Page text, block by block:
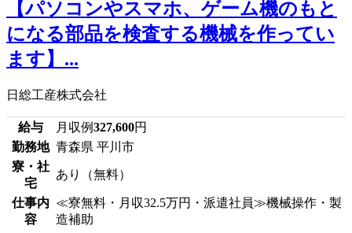
【パソコンやスマホ、ゲーム機のもと
になる部品を検査する機械を作ってい
ます】...
日総工産株式会社
給与 月収例327,600円
勤務地 青森県 平川市
寮・社
宅
あり（無料）
仕事内
容
≪寮無料・月収32.5万円・派遣社員≫機械操作・製
造補助